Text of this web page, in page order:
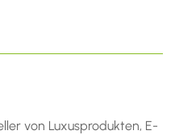
von Luxusprodukten, E-